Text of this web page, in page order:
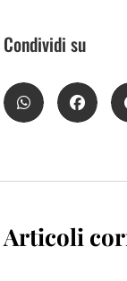
Condividi su
Articoli